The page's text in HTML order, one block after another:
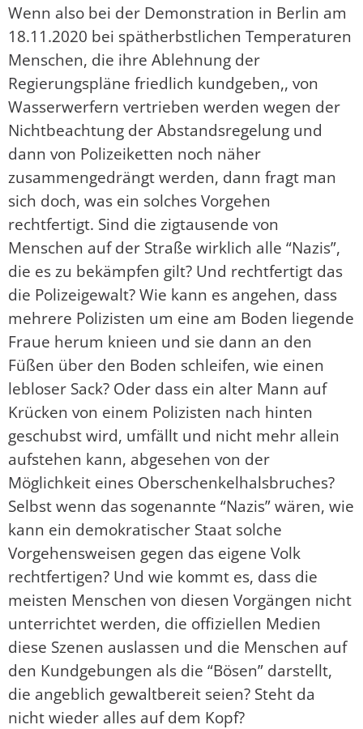
Wenn also bei der Demonstration in Berlin am
18.11.2020 bei spätherbstlichen Temperaturen
Menschen, die ihre Ablehnung der
Regierungspläne friedlich kundgeben,, von
Wasserwerfern vertrieben werden wegen der
Nichtbeachtung der Abstandsregelung und
dann von Polizeiketten noch näher
zusammengedrängt werden, dann fragt man
sich doch, was ein solches Vorgehen
rechtfertigt. Sind die zigtausende von
Menschen auf der Straße wirklich alle “Nazis”,
die es zu bekämpfen gilt? Und rechtfertigt das
die Polizeigewalt? Wie kann es angehen, dass
mehrere Polizisten um eine am Boden liegende
Fraue herum knieen und sie dann an den
Füßen über den Boden schleifen, wie einen
lebloser Sack? Oder dass ein alter Mann auf
Krücken von einem Polizisten nach hinten
geschubst wird, umfällt und nicht mehr allein
aufstehen kann, abgesehen von der
Möglichkeit eines Oberschenkelhalsbruches?
Selbst wenn das sogenannte “Nazis” wären, wie
kann ein demokratischer Staat solche
Vorgehensweisen gegen das eigene Volk
rechtfertigen? Und wie kommt es, dass die
meisten Menschen von diesen Vorgängen nicht
unterrichtet werden, die offiziellen Medien
diese Szenen auslassen und die Menschen auf
den Kundgebungen als die “Bösen” darstellt,
die angeblich gewaltbereit seien? Steht da
nicht wieder alles auf dem Kopf?